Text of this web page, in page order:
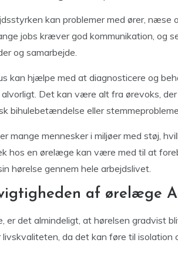
kan problemer med ører, næse
jobs kræver god kommunikation, og
og samarbejde.
kan hjælpe med at diagnosticere og
Det kan være alt fra ørevoks,
bihulebetændelse eller
mange mennesker i miljøer med støj,
hos en ørelæge kan være med til at
hørelse gennem hele arbejdslivet.
af ørelæge
er det almindeligt, at hørelsen gradvist
da det kan føre til isolation